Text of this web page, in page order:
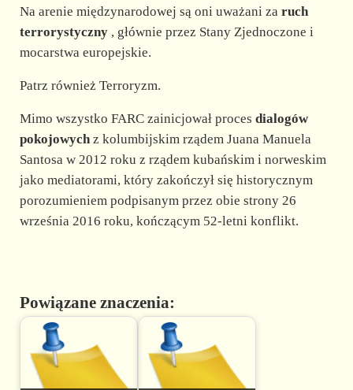
Na arenie międzynarodowej są oni uważani za ruch
terrorystyczny, głównie przez Stany Zjednoczone i
mocarstwa europejskie.
Patrz również Terroryzm.
Mimo wszystko FARC zainicjował proces dialogów
pokojowychz kolumbijskim rządem Juana Manuela
Santosa w 2012 roku z rządem kubańskim i norweskim
jako mediatorami, który zakończył się historycznym
porozumieniem podpisanym przez obie strony 26
września 2016 roku, kończącym 52-letni konflikt.
Powiązane znaczenia: